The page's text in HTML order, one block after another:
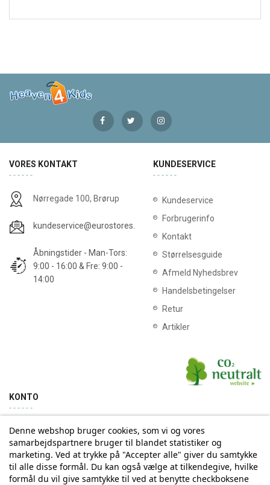
VORES KONTAKT
Nørregade 100, Brørup
kundeservice@eurostores.dk
Åbningstider - Man-Tors:
9:00 - 16:00 & Fre: 9:00 -
14:00
KUNDESERVICE
Kundeservice
Forbrugerinfo
Kontakt
Størrelsesguide
Afmeld Nyhedsbrev
Handelsbetingelser
Retur
Artikler
KONTO
Min konto Ordrehistorik
Tilmelding til Nyhedsbrev
Denne webshop bruger cookies, som vi og vores
samarbejdspartnere bruger til blandet statistiker og
marketing. Ved at trykke på "Accepter alle" giver du samtykke
til alle disse formål. Du kan også vælge at tilkendegive, hvilke
formål du vil give samtykke til ved at benytte checkboksene